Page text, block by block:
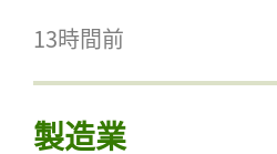
13時間前
製造業